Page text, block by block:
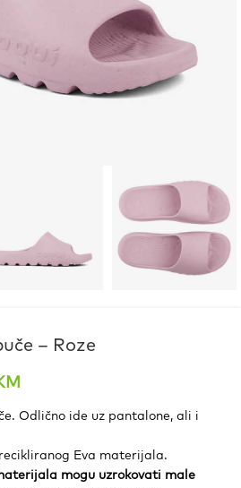
– Roze
Odlično ide uz pantalone, ali i
Eva materijala.
mogu uzrokovati male